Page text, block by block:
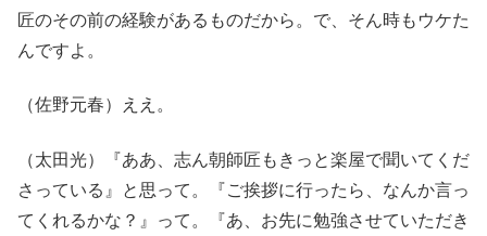
匠のその前の経験があるものだから。で、そん時もウケた
んですよ。
（佐野元春）ええ。
（太田光）『ああ、志ん朝師匠もきっと楽屋で聞いてくだ
さっている』と思って。『ご挨拶に行ったら、なんか言っ
てくれるかな？』って。『あ、お先に勉強させていただき